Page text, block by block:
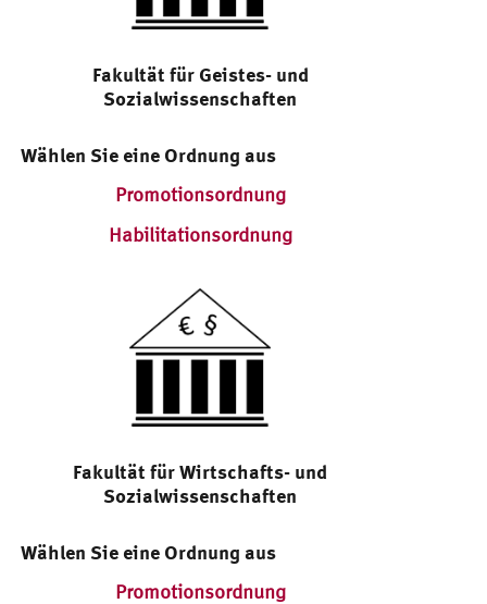
Fakultät für Geistes- und
Sozialwissenschaften
Wählen Sie eine Ordnung aus
Promotionsordnung
Habilitationsordnung
Fakultät für Wirtschafts- und
Sozialwissenschaften
Wählen Sie eine Ordnung aus
Promotionsordnung